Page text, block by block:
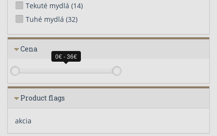
Tekuté mydlá (14)
Tuhé mydlá (32)
Cena
0€ - 36€
Product flags
akcia